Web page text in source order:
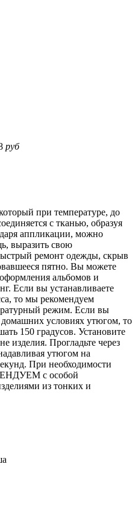
руб
при температуре, до
с тканью, образуя
аппликации, можно
выразить свою
ремонт одежды, скрыв
пятно. Вы можете
альбомов и
Если вы устанавливаете
то мы рекомендуем
режим. Если вы
условиях утюгом, то
150 градусов. Установите
изделия. Прогладьте через
утюгом на
При необходимости
с особой
из тонких и